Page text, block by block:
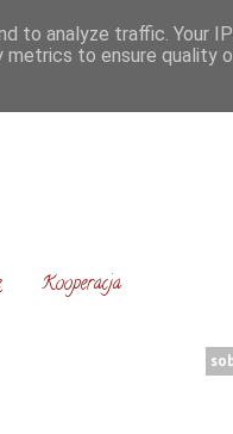
Kooperacja
to analyze traffic. Your
to ensure quality